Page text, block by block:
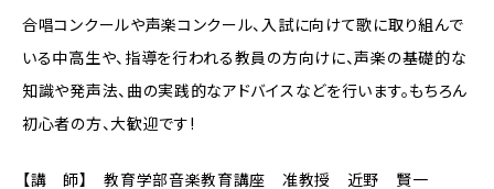
合唱コンクールや声楽コンクール、入試に向けて歌に取り組んで
いる中高生や、指導を行われる教員の方向けに、声楽の基礎的な
知識や発声法、曲の実践的なアドバイスなどを行います。もちろん
初心者の方、大歓迎です!
【講 師】 教育学部音楽教育講座 准教授 近野 賢一